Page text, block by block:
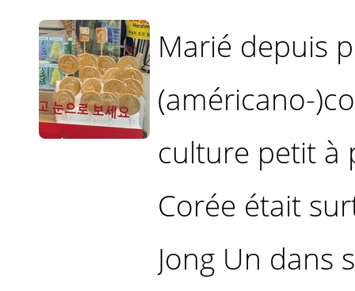
Marié depuis
(américano-
culture petit à
Corée était
Jong Un dans